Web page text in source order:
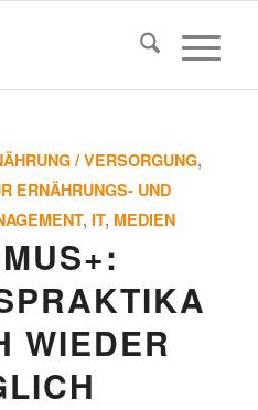
/ VERSORGUNG,
ERNÄHRUNGS- UND
, IT, MEDIEN
WIEDER